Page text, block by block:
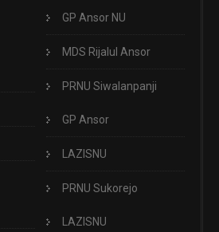
GP Ansor NU
MDS Rijalul Ansor
PRNU Siwalanpanji
GP Ansor
LAZISNU
PRNU Sukorejo
LAZISNU